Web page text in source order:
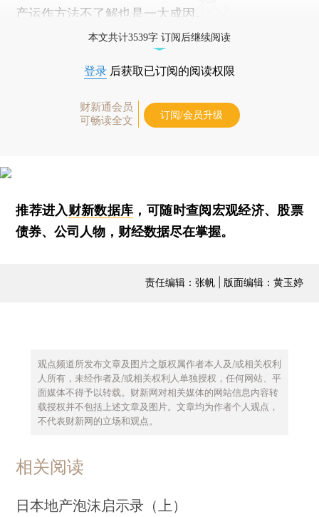
产运作方法不了解也是一大成因。
本文共计3539字 订阅后继续阅读
登录 后获取已订阅的阅读权限
财新通会员
可畅读全文
订阅/会员升级
推荐进入财新数据库 ，可随时查阅宏观经济、股票
债券、公司人物，财经数据尽在掌握。
责任编辑：张帆 | 版面编辑：黄玉婷
观点频道所发布文章及图片之版权属作者本人及/或相关权利
人所有，未经作者及/或相关权利人单独授权，任何网站、平
面媒体不得予以转载。财新网对相关媒体的网站信息内容转
载授权并不包括上述文章及图片。文章均为作者个人观点，
不代表财新网的立场和观点。
相关阅读
日本地产泡沫启示录（上）